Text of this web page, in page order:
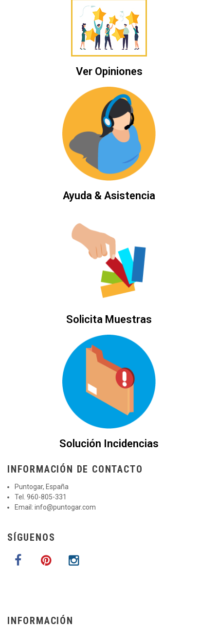
Ver Opiniones
Ayuda & Asistencia
Solicita Muestras
Solución Incidencias
INFORMACIÓN DE CONTACTO
Puntogar, España
Tel. 960-805-331
Email: info@puntogar.com
SÍGUENOS
INFORMACIÓN